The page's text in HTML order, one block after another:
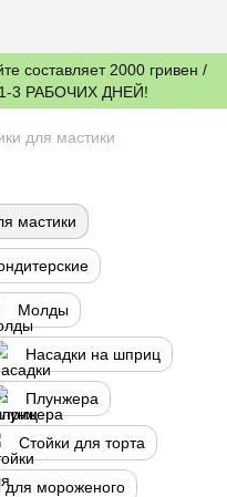
составляет 2000 гривен /
3 РАБОЧИХ ДНЕЙ!
для мастики
мастики
Молды
Насадки на шприц
Плунжера
Стойки для торта
мороженого